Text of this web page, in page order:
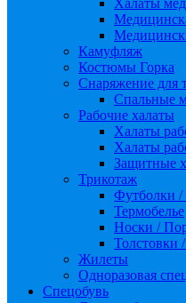
Халаты
Камуфляж
Костюмы Горка
Снаряжение для
Спальные
Рабочие халаты
Халаты
Халаты
Защитные
Трикотаж
Футболки
Термобелье
Носки /
Толстовки
Жилеты
Одноразовая
Спецобувь